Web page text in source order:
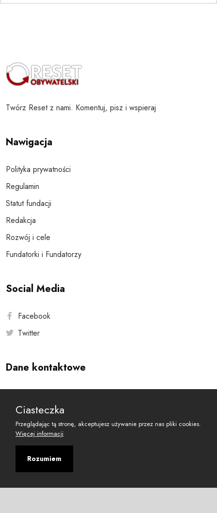
Twórz Reset z nami. Komentuj, pisz i wspieraj
Nawigacja
Polityka prywatności
Regulamin
Statut fundacji
Redakcja
Rozwój i cele
Fundatorki i Fundatorzy
Social Media
Facebook
Twitter
Dane kontaktowe
reset@resetobywatelski.pl
Ciasteczka
Przeglądając tą stronę, akceptujesz używanie przez nas pliki cookies.
Więcej informacji
Rozumiem